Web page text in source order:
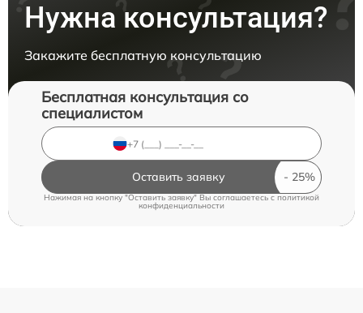
Нужна консультация?
Закажите бесплатную консультацию
Бесплатная консультация со
специалистом
Оставить заявку
Нажимая на кнопку "Оставить заявку" Вы соглашаетесь c политикой
конфиденциальности